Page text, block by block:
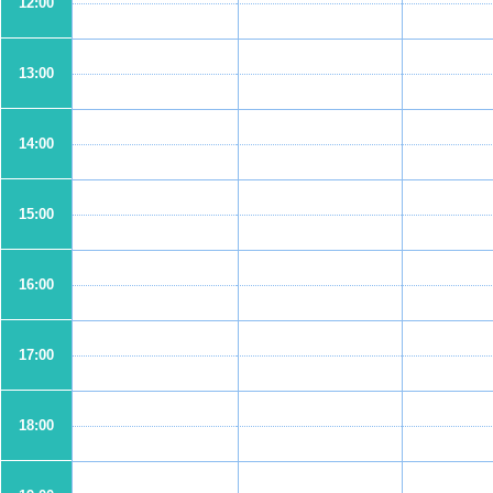
13:00
14:00
15:00
16:00
17:00
18:00